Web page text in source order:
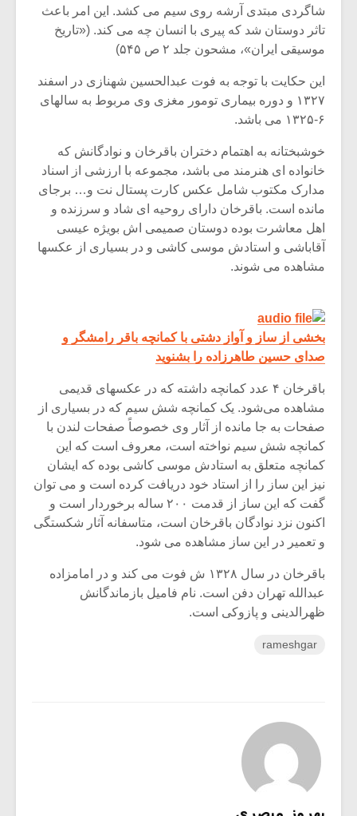
شاگردی مبتدی آرشه روی سیم می کشد. این امر باعث
تاثر دوستان شد که پیری با انسان چه می کند. («تاریخ
موسیقی ایران»، مشحون جلد ۲ ص ۵۴۵)
این حکایت با توجه به فوت عبدالحسین شهنازی در اسفند
۱۳۲۷ و دوره بیماری تومور مغزی وی مربوط به سالهای
۶-۱۳۲۵ می باشد.
خوشبختانه به اهتمام دختران باقرخان و نوادگانش که
خانواده ای هنرمند می باشد، مجموعه با ارزشی از اسناد
مدارک مکتوب شامل عکس کارت پستال نت و… برجای
مانده است. باقرخان دارای روحیه ای شاد و سرزنده و
اهل معاشرت بوده دوستان صمیمی اش بویژه عیسی
آقاباشی و استادش موسی کاشی و در بسیاری از عکسها
مشاهده می شوند.
بخشی از ساز و آواز دشتی با کمانچه باقر رامشگر و
صدای حسین طاهرزاده را بشنوید
باقرخان ۴ عدد کمانچه داشته که در عکسهای قدیمی
مشاهده می‌شود. یک کمانچه شش سیم که در بسیاری از
صفحات به جا مانده از آثار وی خصوصاً صفحات لندن با
کمانچه شش سیم نواخته است، معروف است که این
کمانچه متعلق به استادش موسی کاشی بوده که ایشان
نیز این ساز را از استاد خود دریافت کرده است و می توان
گفت که این ساز از قدمت ۲۰۰ ساله برخوردار است و
اکنون نزد نوادگان باقرخان است، متاسفانه آثار شکستگی
و تعمیر در این ساز مشاهده می شود.
باقرخان در سال ۱۳۲۸ ش فوت می کند و در امامزاده
عبدالله تهران دفن است. نام فامیل بازماندگانش
ظهرالدینی و پازوکی است.
rameshgar
متن فیلم «متری
شیش و نیم»
اگر نمی توانی
مشهورترین باشی،
بدنام ترین باش
موسیقی
موسیقی
موسیقی